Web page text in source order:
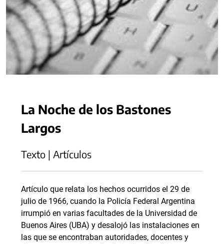
La Noche de los Bastones
Largos
Texto | Artículos
Artículo que relata los hechos ocurridos el 29 de
julio de 1966, cuando la Policía Federal Argentina
irrumpió en varias facultades de la Universidad de
Buenos Aires (UBA) y desalojó las instalaciones en
las que se encontraban autoridades, docentes y